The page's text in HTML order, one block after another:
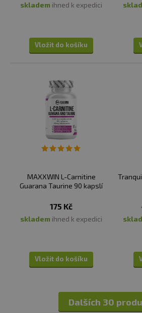
skladem ihned k expedici
Vložit do košíku
MAXXWIN L-Carnitine
Guarana Taurine 90 kapslí
175 Kč
skladem ihned k expedici
Vložit do košíku
Dalších 30